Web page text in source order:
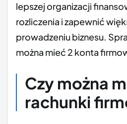
lepszej organizacji
rozliczenia i zapewnić
prowadzeniu biznesu.
można mieć 2 konta
Czy można
rachunki